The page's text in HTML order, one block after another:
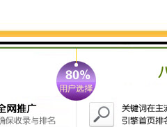
填就好。需要注意的是经营范围的
好。
问题，那么你公司的注册资金就是